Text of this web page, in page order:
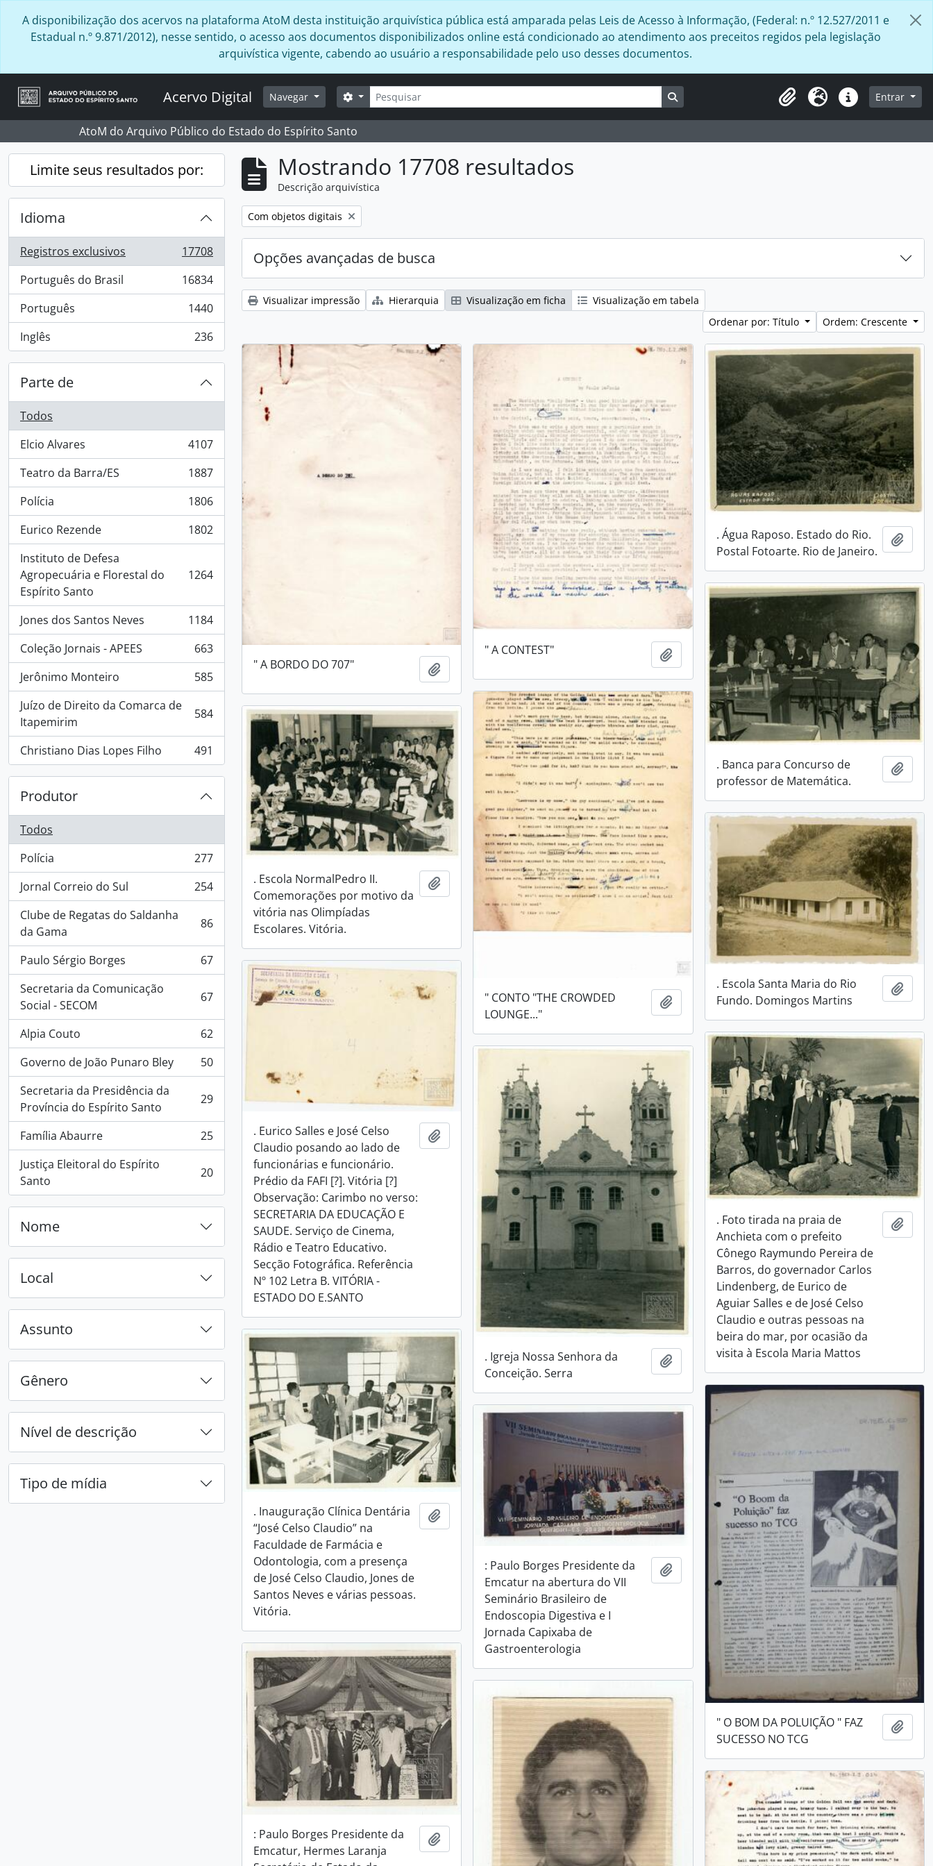
A disponibilização dos acervos na plataforma AtoM desta instituição arquivística pública está amparada pelas Leis de Acesso à Informação, (Federal: n.º 12.527/2011 e
Estadual n.º 9.871/2012), nesse sentido, o acesso aos documentos disponibilizados online está condicionado ao atendimento aos preceitos regidos pela legislação
arquivística vigente, cabendo ao usuário a responsabilidade pelo uso desses documentos.
Acervo Digital Navegar Buscar
Opções de busca Busque na página de navegação
Área de Transferência
Idioma Atalhos Entrar
AtoM do Arquivo Público do Estado do Espírito Santo
Limite seus resultados por:
Idioma
Registros exclusivos
, 17708 resultados
17708
Português do Brasil
, 16834 resultados
16834
Português
, 1440 resultados
1440
Inglês
, 236 resultados 236
Parte de
Todos
Elcio Alvares
, 4107 resultados
4107
Teatro da Barra/ES
, 1887 resultados
1887
Polícia
, 1806 resultados
1806
Eurico Rezende
, 1802 resultados
1802
Instituto de Defesa
Agropecuária e Florestal do
Espírito Santo
, 1264 resultados 1264
Jones dos Santos Neves
, 1184 resultados
1184
Coleção Jornais - APEES
, 663 resultados
663
Jerônimo Monteiro
, 585 resultados
585
Juízo de Direito da Comarca de
Itapemirim
, 584 resultados 584
Christiano Dias Lopes Filho
, 491 resultados 491
Produtor
Todos
Polícia
, 277 resultados
277
Jornal Correio do Sul
, 254 resultados
254
Clube de Regatas do Saldanha
da Gama
, 86 resultados 86
Paulo Sérgio Borges
, 67 resultados
67
Secretaria da Comunicação
Social - SECOM
, 67 resultados 67
Alpia Couto
, 62 resultados
62
Governo de João Punaro Bley
, 50 resultados
50
Secretaria da Presidência da
Província do Espírito Santo
, 29 resultados 29
Família Abaurre
, 25 resultados
25
Justiça Eleitoral do Espírito
Santo
, 20 resultados 20
Nome
Local
Assunto
Gênero
Nível de descrição
Tipo de mídia
Mostrando 17708 resultados
Descrição arquivística
Remover filtro:
Com objetos digitais
Opções avançadas de busca
Visualizar impressão Hierarquia Visualização em ficha
Visualização em tabela
Ordenar por: Título
Ordem: Crescente
" A BORDO DO 707"
" A CONTEST" Adicionar a área de transferência
. Água Raposo. Estado do Rio.
Postal Fotoarte. Rio de Janeiro.
. Banca para Concurso de
professor de Matemática.
" CONTO "THE CROWDED
LOUNGE..."
Adicionar a área de transferência
. Escola NormalPedro II.
Comemorações por motivo da
vitória nas Olimpíadas
Escolares. Vitória.
Adicionar a área de transferência
. Escola Santa Maria do Rio
Fundo. Domingos Martins
. Eurico Salles e José Celso
Claudio posando ao lado de
funcionárias e funcionário.
Prédio da FAFI [?]. Vitória [?]
Observação: Carimbo no verso:
SECRETARIA DA EDUCAÇÃO E
SAUDE. Serviço de Cinema,
Rádio e Teatro Educativo.
Secção Fotográfica. Referência
Nº 102 Letra B. VITÓRIA -
ESTADO DO E.SANTO
Adicionar a área de transferência
. Foto tirada na praia de
Anchieta com o prefeito
Cônego Raymundo Pereira de
Barros, do governador Carlos
Lindenberg, de Eurico de
Aguiar Salles e de José Celso
Claudio e outras pessoas na
beira do mar, por ocasião da
visita à Escola Maria Mattos
. Igreja Nossa Senhora da
Conceição. Serra
Adicionar a área de transferência
. Inauguração Clínica Dentária
“José Celso Claudio” na
Faculdade de Farmácia e
Odontologia, com a presença
de José Celso Claudio, Jones de
Santos Neves e várias pessoas.
Vitória.
Adicionar a área de transferência
" O BOM DA POLUIÇÃO " FAZ
SUCESSO NO TCG
: Paulo Borges Presidente da
Emcatur na abertura do VII
Seminário Brasileiro de
Endoscopia Digestiva e I
Jornada Capixaba de
Gastroenterologia
Adicionar a área de transferência
: Paulo Borges Presidente da
Emcatur, Hermes Laranja
Adicionar a área de transferência